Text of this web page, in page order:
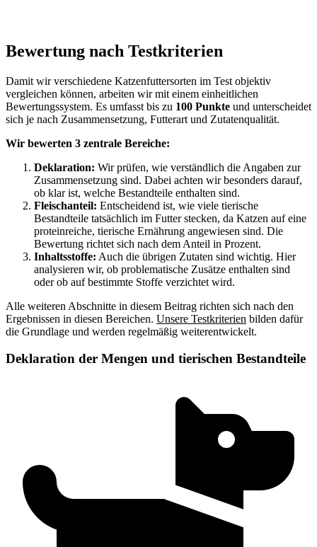
Bewertung nach Testkriterien
Damit wir verschiedene Katzenfuttersorten im Test objektiv
vergleichen können, arbeiten wir mit einem einheitlichen
Bewertungssystem. Es umfasst bis zu 100 Punkte und unterscheidet
sich je nach Zusammensetzung, Futterart und Zutatenqualität.
Wir bewerten 3 zentrale Bereiche:
Deklaration: Wir prüfen, wie verständlich die Angaben zur
Zusammensetzung sind. Dabei achten wir besonders darauf,
ob klar ist, welche Bestandteile enthalten sind.
Fleischanteil: Entscheidend ist, wie viele tierische
Bestandteile tatsächlich im Futter stecken, da Katzen auf eine
proteinreiche, tierische Ernährung angewiesen sind. Die
Bewertung richtet sich nach dem Anteil in Prozent.
Inhaltsstoffe: Auch die übrigen Zutaten sind wichtig. Hier
analysieren wir, ob problematische Zusätze enthalten sind
oder ob auf bestimmte Stoffe verzichtet wird.
Alle weiteren Abschnitte in diesem Beitrag richten sich nach den
Ergebnissen in diesen Bereichen. Unsere Testkriterien bilden dafür
die Grundlage und werden regelmäßig weiterentwickelt.
Deklaration der Mengen und tierischen Bestandteile